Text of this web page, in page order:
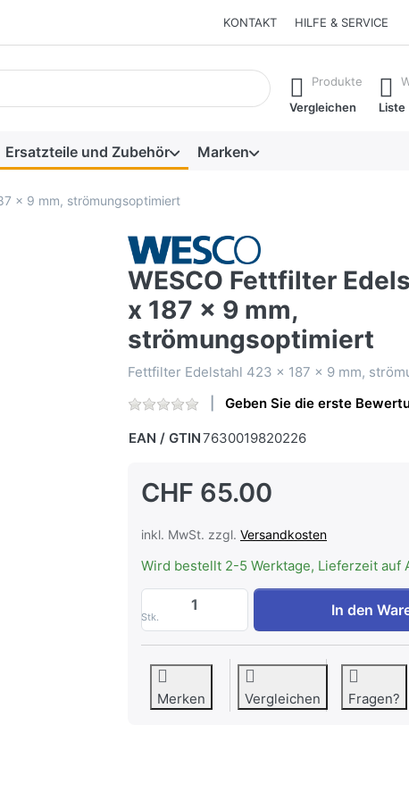
KONTAKT HILFE & SERVICE
Sie tippen, erscheinen automatisch erste Ergebnisse.
Produkte
Vergleichen
Liste
Ersatzteile und Zubehör Marken
x 9 mm, strömungsoptimiert
WESCO Fettfilter
x 187 x 9 mm,
strömungsoptimiert
Fettfilter Edelstahl 423 x 187 x 9 mm,
Geben Sie die erste
EAN / GTIN7630019820226
CHF 65.00
inkl. MwSt. zzgl. Versandkosten
Wird bestellt 2-5 Werktage, Lieferzeit auf
Stk.
WESCO Fettfilter
In den
Merken Vergleichen Fragen?